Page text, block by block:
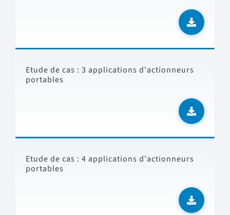
Etude de cas : 3 applications d'actionneurs
portables
Etude de cas : 4 applications d'actionneurs
portables